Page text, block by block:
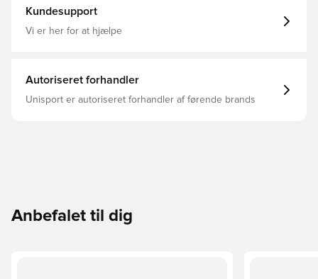
Kundesupport
Vi er her for at hjælpe
Autoriseret forhandler
Unisport er autoriseret forhandler af førende brands
Anbefalet til dig